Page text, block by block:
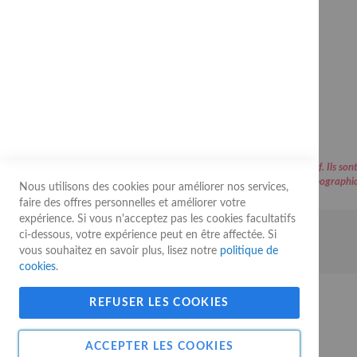
Les prix affichés sur le site sont communiqués à titre indicatif. Ils
d’erreurs
© 2026 Guy Gerard - Tous droits réservés
Nous utilisons des cookies pour améliorer nos services,
faire des offres personnelles et améliorer votre
expérience. Si vous n'acceptez pas les cookies facultatifs
ci-dessous, votre expérience peut en être affectée. Si
vous souhaitez en savoir plus, lisez notre politique de
cookies.
ACCEPTER LES COOKIES
REFUSER LES COOKIES